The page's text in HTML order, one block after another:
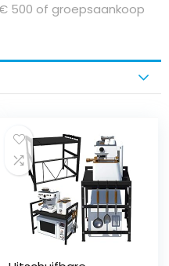
500 of groepsaankoop